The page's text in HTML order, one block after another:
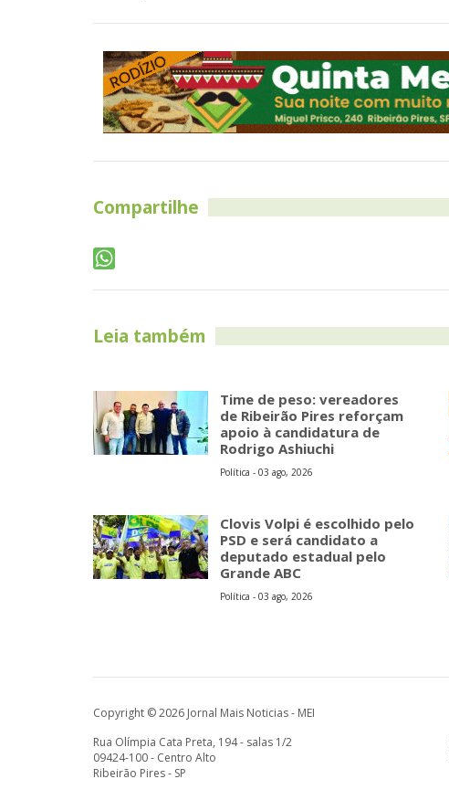
Compartilhe
Leia também
Time de peso: vereadores
de Ribeirão Pires reforçam
apoio à candidatura de
Rodrigo Ashiuchi
Política - 03 ago, 2026
Clovis Volpi é escolhido pelo
PSD e será candidato a
deputado estadual pelo
Grande ABC
Política - 03 ago, 2026
Copyright © 2026 Jornal Mais Noticias - MEI
Rua Olímpia Cata Preta, 194 - salas 1/2
09424-100 - Centro Alto
Ribeirão Pires - SP